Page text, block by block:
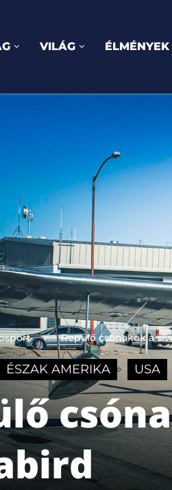
VILÁG ÉLMÉNYEK
Repülő csónakok a
ÉSZAK AMERIKA USA